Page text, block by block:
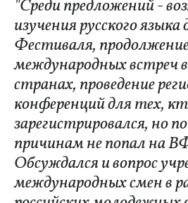
"Среди предложений -
изучения русского
Фестиваля,
международных встреч
странах, проведение
конференций для тех,
зарегистрировался, но
причинам не попал на
Обсуждался и вопрос
международных смен в